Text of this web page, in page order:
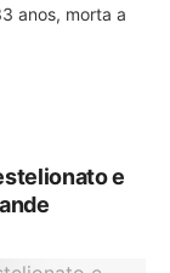
anos, morta a
e